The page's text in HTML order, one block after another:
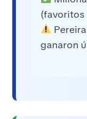
(favoritos
ganaron